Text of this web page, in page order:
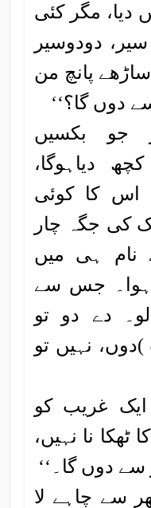
دیا، مگر کئی
دودوسیر
پانچ من
دوں گا؟‘‘
جو بکسیں
دیاہوگا،
اس کا کوئی
کی جگہ چار
نام ہی میں
ہوا۔ جس سے
دے دو تو
نہیں تو
ایک غریب کو
ٹھکا نا نہیں،
سے دوں گا۔‘‘
سے چاہے لا